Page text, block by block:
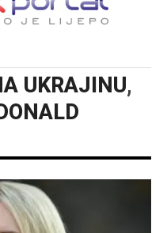
UKRAJINU,
DONALD